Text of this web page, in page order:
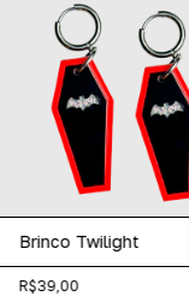
Brinco Twilight
R$39,00